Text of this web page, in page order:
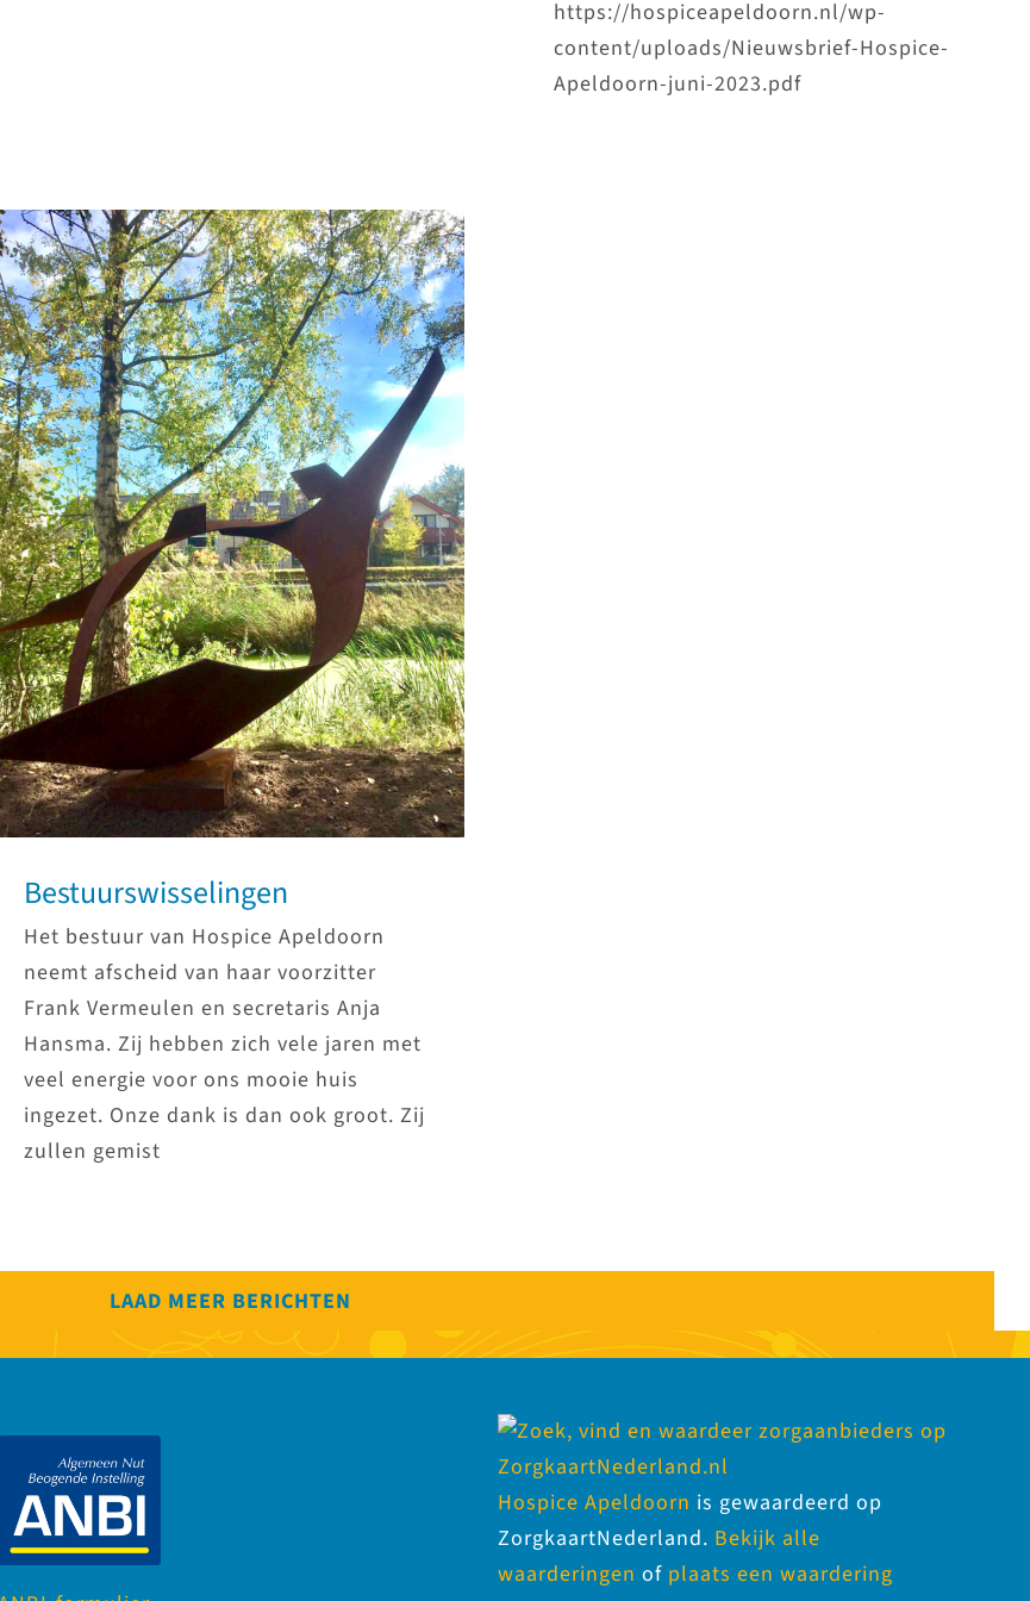
https://hospiceapeldoorn.nl/wp-
content/uploads/Nieuwsbrief-Hospice-
Apeldoorn-juni-2023.pdf
Bestuurswisselingen
Het bestuur van Hospice Apeldoorn
neemt afscheid van haar voorzitter
Frank Vermeulen en secretaris Anja
Hansma. Zij hebben zich vele jaren met
veel energie voor ons mooie huis
ingezet. Onze dank is dan ook groot. Zij
zullen gemist
LAAD MEER BERICHTEN
Hospice Apeldoorn is gewaardeerd op
ZorgkaartNederland. Bekijk alle
waarderingen of plaats een waardering